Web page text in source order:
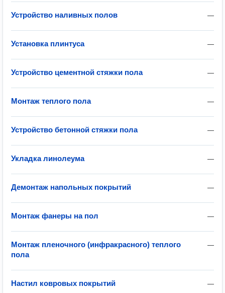
—
Устройство наливных полов
—
Установка плинтуса
—
Устройство цементной стяжки пола
—
Монтаж теплого пола
—
Устройство бетонной стяжки пола
—
Укладка линолеума
—
Демонтаж напольных покрытий
—
Монтаж фанеры на пол
—
Монтаж пленочного (инфракрасного) теплого
пола
—
Настил ковровых покрытий